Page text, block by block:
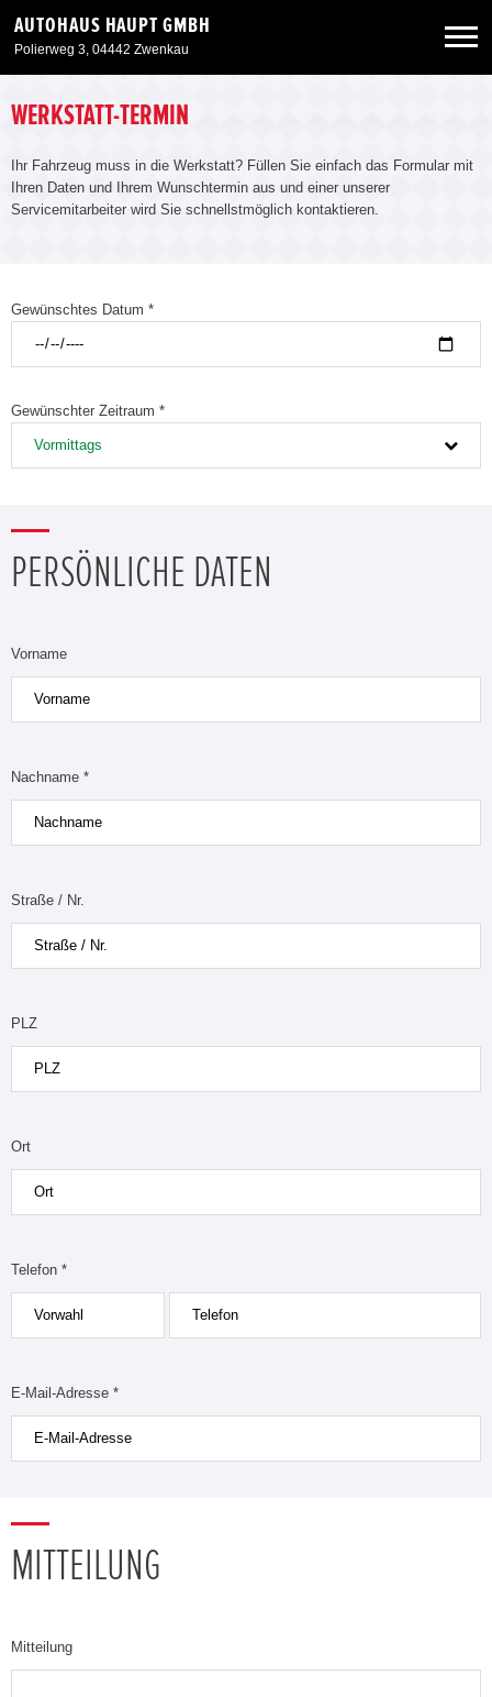
AUTOHAUS HAUPT GMBH
Polierweg 3, 04442 Zwenkau
Neuwagen
Gebrauchtwagen
Service & Zubehör
Unser Autohaus
WERKSTATT-TERMIN
Ihr Fahrzeug muss in die Werkstatt? Füllen Sie einfach das Formular mit
Ihren Daten und Ihrem Wunschtermin aus und einer unserer
Servicemitarbeiter wird Sie schnellstmöglich kontaktieren.
Gewünschtes Datum *
Gewünschter Zeitraum *
Vormittags
PERSÖNLICHE DATEN
Vorname
Nachname *
Straße / Nr.
PLZ
Ort
Telefon *
E-Mail-Adresse *
MITTEILUNG
Mitteilung